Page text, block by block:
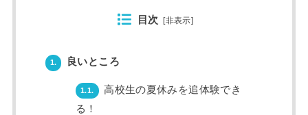
目次 [非表示]
1. 良いところ
1.1.
高校生の夏休みを追体験でき
る！